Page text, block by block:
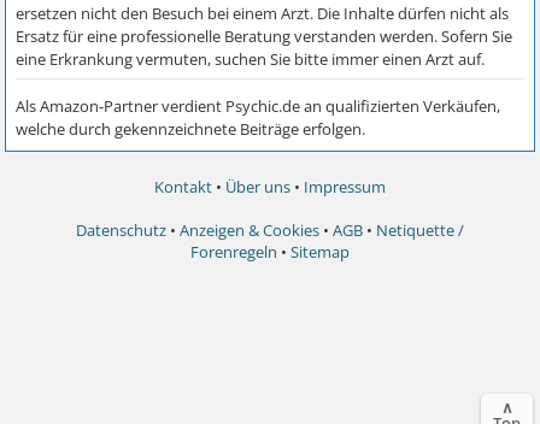
Kontakt • Über uns • Impressum
Datenschutz • Anzeigen & Cookies • AGB • Netiquette /
Forenregeln • Sitemap
∧